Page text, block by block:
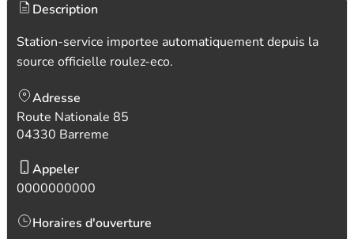
Description
Station-service importee automatiquement depuis la
source officielle roulez-eco.
Adresse
Route Nationale 85
04330 Barreme
Appeler
0000000000
Horaires d'ouverture